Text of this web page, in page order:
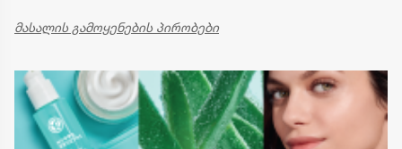
მასალის გამოყენების პირობები